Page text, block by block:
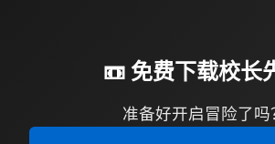
📼 免费下载校长
准备好开启冒险了吗